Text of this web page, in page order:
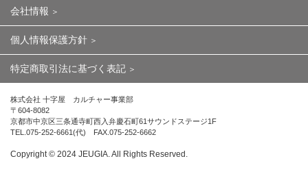
会社情報
個人情報保護方針
特定商取引法に基づく表記
株式会社 十字屋 カルチャー事業部
〒604-8082
京都市中京区三条通寺町西入弁慶石町61サウンドステージ1F
TEL.075-252-6661(代) FAX.075-252-6662
Copyright ©︎ 2024 JEUGIA. All Rights Reserved.